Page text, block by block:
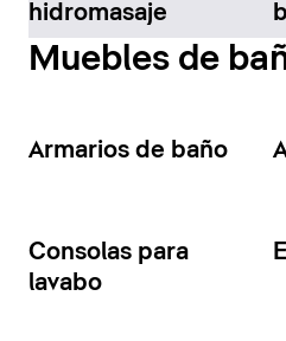
hidromasaje
Muebles de
Armarios de baño
Consolas para
lavabo